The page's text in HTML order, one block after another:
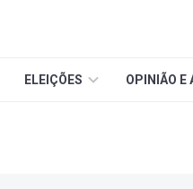
ELEIÇÕES OPINIÃO E